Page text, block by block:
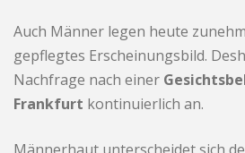
Auch Männer legen heute
gepflegtes Erscheinungsbild.
Nachfrage nach einer
Frankfurt kontinuierlich an.